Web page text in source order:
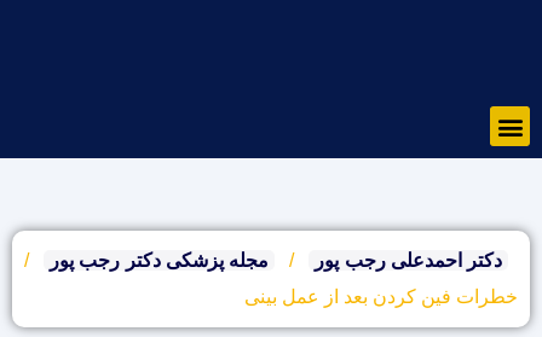
Menu
دکتر احمدعلی رجب پور / مجله پزشکی دکتر رجب پور
/
خطرات فین کردن بعد از عمل بینی